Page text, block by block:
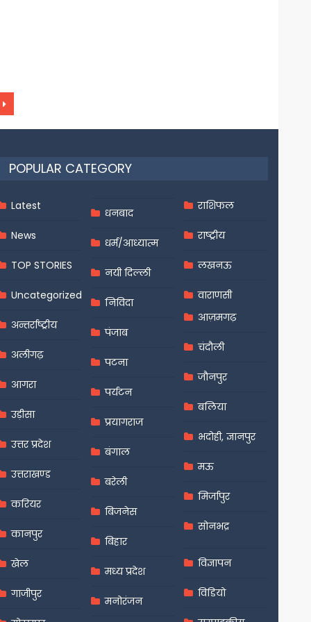
POPULAR CATEGORY
Latest
News
TOP STORIES
Uncategorized
अन्तर्राष्ट्रीय
अलीगढ़
आगरा
उड़ीसा
उत्तर प्रदेश
उत्तराखण्ड
करियर
कानपुर
खेल
गाजीपुर
धनबाद
धर्म/आध्यात्म
नयी दिल्ली
निविदा
पंजाब
पटना
पर्यटन
प्रयागराज
बंगाल
बरेली
बिजनेस
बिहार
मध्य प्रदेश
मनोरंजन
राशिफल
राष्ट्रीय
लखनऊ
वाराणसी
आज़मगढ़
चंदौली
जौनपुर
बलिया
भदोही, ज्ञानपुर
मऊ
मिर्जापुर
सोनभद्र
विज्ञापन
विडियो